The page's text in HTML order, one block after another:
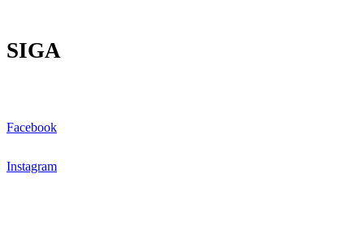
SIGA
Facebook
Instagram